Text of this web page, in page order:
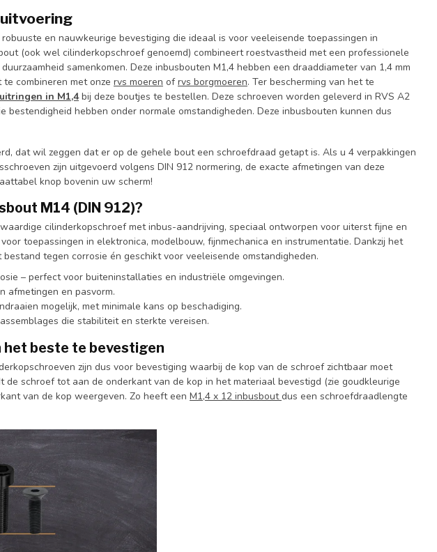
en nauwkeurige bevestiging die ideaal is voor veeleisende toepassingen in
(ook wel cilinderkopschroef genoemd) combineert roestvastheid met een professionele
samenkomen. Deze inbusbouten M1,4 hebben een draaddiameter van 1,4 mm
combineren met onze rvs moeren ofrvs borgmoeren. Ter bescherming van het te
in M1,4bij deze boutjes te bestellen. Deze schroeven worden geleverd in RVS A2
hebben onder normale omstandigheden. Deze inbusbouten kunnen dus
dat wil zeggen dat er op de gehele bout een schroefdraad getapt is. Als u 4 verpakkingen
zijn uitgevoerd volgens DIN 912 normering, de exacte afmetingen van deze
knop bovenin uw scherm!
M14 (DIN 912)?
cilinderkopschroef met inbus-aandrijving, speciaal ontworpen voor uiterst fijne en
toepassingen in elektronica, modelbouw, fijnmechanica en instrumentatie. Dankzij het
tegen corrosie én geschikt voor veeleisende omstandigheden.
– perfect voor buiteninstallaties en industriële omgevingen.
afmetingen en pasvorm.
mogelijk, met minimale kans op beschadiging.
die stabiliteit en sterkte vereisen.
het beste te bevestigen
zijn dus voor bevestiging waarbij de kop van de schroef zichtbaar moet
schroef tot aan de onderkant van de kop in het materiaal bevestigd (zie goudkleurige
van de kop weergeven. Zo heeft een M1,4 x 12 inbusboutdus een schroefdraadlengte